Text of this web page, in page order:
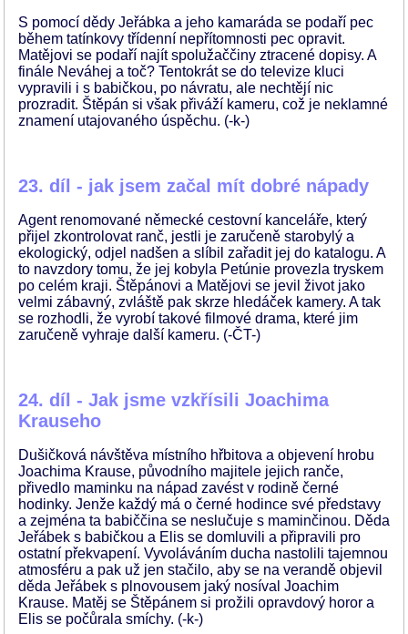
S pomocí dědy Jeřábka a jeho kamaráda se podaří pec
během tatínkovy třídenní nepřítomnosti pec opravit.
Matějovi se podaří najít spolužaččiny ztracené dopisy. A
finále Neváhej a toč? Tentokrát se do televize kluci
vypravili i s babičkou, po návratu, ale nechtějí nic
prozradit. Štěpán si však přiváží kameru, což je neklamné
znamení utajovaného úspěchu. (-k-)
23. díl - jak jsem začal mít dobré nápady
Agent renomované německé cestovní kanceláře, který
přijel zkontrolovat ranč, jestli je zaručeně starobylý a
ekologický, odjel nadšen a slíbil zařadit jej do katalogu. A
to navzdory tomu, že jej kobyla Petúnie provezla tryskem
po celém kraji. Štěpánovi a Matějovi se jevil život jako
velmi zábavný, zvláště pak skrze hledáček kamery. A tak
se rozhodli, že vyrobí takové filmové drama, které jim
zaručeně vyhraje další kameru. (-ČT-)
24. díl - Jak jsme vzkřísili Joachima
Krauseho
Dušičková návštěva místního hřbitova a objevení hrobu
Joachima Krause, původního majitele jejich ranče,
přivedlo maminku na nápad zavést v rodině černé
hodinky. Jenže každý má o černé hodince své představy
a zejména ta babiččina se neslučuje s maminčinou. Děda
Jeřábek s babičkou a Elis se domluvili a připravili pro
ostatní překvapení. Vyvoláváním ducha nastolili tajemnou
atmosféru a pak už jen stačilo, aby se na verandě objevil
děda Jeřábek s plnovousem jaký nosíval Joachim
Krause. Matěj se Štěpánem si prožili opravdový horor a
Elis se počůrala smíchy. (-k-)